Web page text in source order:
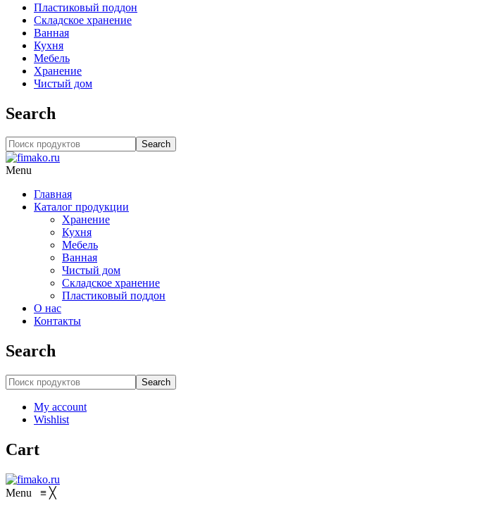
Пластиковый поддон
Складское хранение
Ванная
Кухня
Мебель
Хранение
Чистый дом
Search
Search
Menu
Главная
Каталог продукции
Хранение
Кухня
Мебель
Ванная
Чистый дом
Складское хранение
Пластиковый поддон
О нас
Контакты
Search
Search
My account
Wishlist
Cart
Menu ≡ ╳